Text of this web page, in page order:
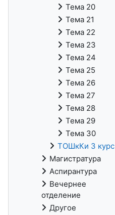
Тема 20
Тема 21
Тема 22
Тема 23
Тема 24
Тема 25
Тема 26
Тема 27
Тема 28
Тема 29
Тема 30
ТОШкКи 3 курс
Магистратура
Аспирантура
Вечернее
отделение
Другое